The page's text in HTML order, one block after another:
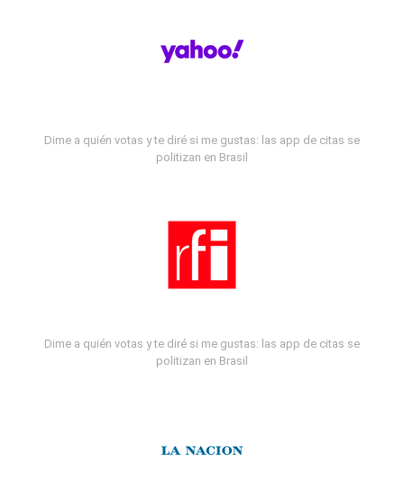
Dime a quién votas y te diré si me gustas: las app de citas se
politizan en Brasil
Dime a quién votas y te diré si me gustas: las app de citas se
politizan en Brasil